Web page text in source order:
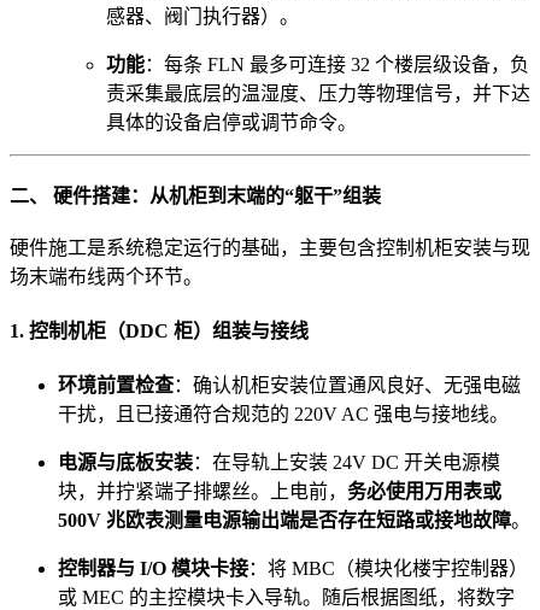
感器、阀门执行器）。
功能：每条 FLN 最多可连接 32 个楼层级设备，负
责采集最底层的温湿度、压力等物理信号，并下达
具体的设备启停或调节命令。
二、 硬件搭建：从机柜到末端的“躯干”组装
硬件施工是系统稳定运行的基础，主要包含控制机柜安装与现
场末端布线两个环节。
1. 控制机柜（DDC 柜）组装与接线
环境前置检查：确认机柜安装位置通风良好、无强电磁
干扰，且已接通符合规范的 220V AC 强电与接地线。
电源与底板安装：在导轨上安装 24V DC 开关电源模
块，并拧紧端子排螺丝。上电前， 务必使用万用表或
500V 兆欧表测量电源输出端是否存在短路或接地故障。
控制器与 I/O 模块卡接：将 MBC（模块化楼宇控制器）
或 MEC 的主控模块卡入导轨。随后根据图纸，将数字